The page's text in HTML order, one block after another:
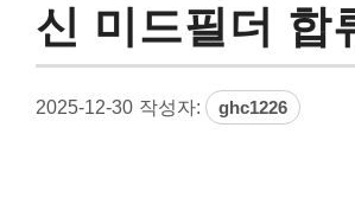
신 미드필더 합
2025-12-30 작성자: ghc1226